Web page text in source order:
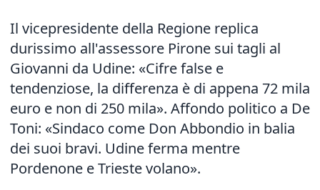
Il vicepresidente della Regione replica
durissimo all'assessore Pirone sui tagli al
Giovanni da Udine: «Cifre false e
tendenziose, la differenza è di appena 72 mila
euro e non di 250 mila». Affondo politico a De
Toni: «Sindaco come Don Abbondio in balia
dei suoi bravi. Udine ferma mentre
Pordenone e Trieste volano».